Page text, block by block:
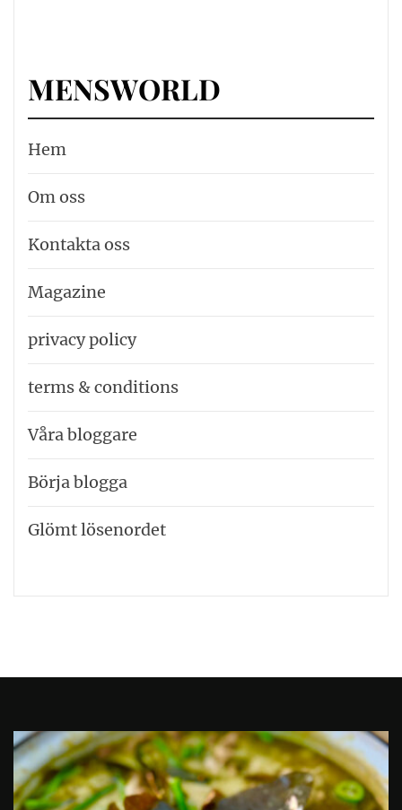
MENSWORLD
Hem
Om oss
Kontakta oss
Magazine
privacy policy
terms & conditions
Våra bloggare
Börja blogga
Glömt lösenordet